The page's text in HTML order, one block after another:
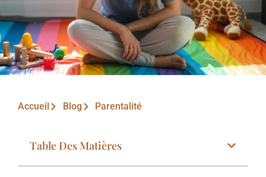
Accueil Blog Parentalité
Table Des Matières